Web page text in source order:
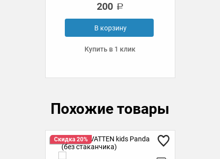
200
В корзину
Купить в 1 клик
Похожие товары
Скидка 20%